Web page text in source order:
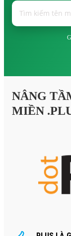
NÂNG
MIỀN